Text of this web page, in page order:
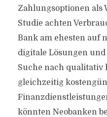
Zahlungsoptionen als
Studie achten
Bank am ehesten auf
digitale Lösungen
Suche nach qualitativ
gleichzeitig
könnten Neobanken